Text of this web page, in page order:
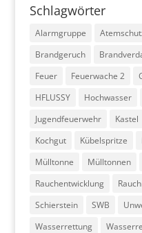
Schlagwörter
Alarmgruppe
Brandgeruch
Feuer
Feuerwache 2
HFLUSSY
Hochwasser
Jugendfeuerwehr
Kastel
Kochgut
Kübelspritze
Mülltonne
Mülltonnen
Rauchentwicklung
Schierstein
SWB
Wasserrettung